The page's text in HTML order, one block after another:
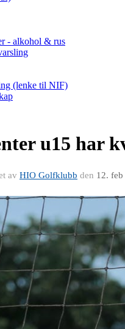
- alkohol & rus
(lenke til NIF)
u15 har
av HIO Golfklubb den 12. feb